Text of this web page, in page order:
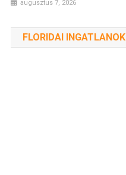
augusztus 7, 2026
FLORIDAI INGATLANOK